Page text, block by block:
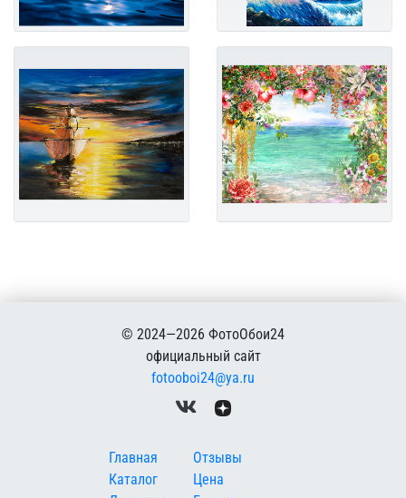
© 2024—2026 ФотоОбои24
официальный сайт
fotooboi24@ya.ru
Меню в подвале
Главная
Каталог
Отзывы
Цена